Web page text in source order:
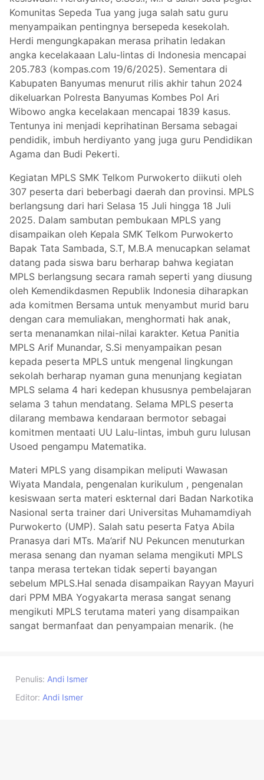
Komunitas Sepeda Tua yang juga salah satu guru
menyampaikan pentingnya bersepeda kesekolah.
Herdi mengungkapakan merasa prihatin ledakan
angka kecelakaaan Lalu-lintas di Indonesia mencapai
205.783 (kompas.com 19/6/2025). Sementara di
Kabupaten Banyumas menurut rilis akhir tahun 2024
dikeluarkan Polresta Banyumas Kombes Pol Ari
Wibowo angka kecelakaan mencapai 1839 kasus.
Tentunya ini menjadi keprihatinan Bersama sebagai
pendidik, imbuh herdiyanto yang juga guru Pendidikan
Agama dan Budi Pekerti.
Kegiatan MPLS SMK Telkom Purwokerto diikuti oleh
307 peserta dari beberbagi daerah dan provinsi. MPLS
berlangsung dari hari Selasa 15 Juli hingga 18 Juli
2025. Dalam sambutan pembukaan MPLS yang
disampaikan oleh Kepala SMK Telkom Purwokerto
Bapak Tata Sambada, S.T, M.B.A menucapkan selamat
datang pada siswa baru berharap bahwa kegiatan
MPLS berlangsung secara ramah seperti yang diusung
oleh Kemendikdasmen Republik Indonesia diharapkan
ada komitmen Bersama untuk menyambut murid baru
dengan cara memuliakan, menghormati hak anak,
serta menanamkan nilai-nilai karakter. Ketua Panitia
MPLS Arif Munandar, S.Si menyampaikan pesan
kepada peserta MPLS untuk mengenal lingkungan
sekolah berharap nyaman guna menunjang kegiatan
MPLS selama 4 hari kedepan khususnya pembelajaran
selama 3 tahun mendatang. Selama MPLS peserta
dilarang membawa kendaraan bermotor sebagai
komitmen mentaati UU Lalu-lintas, imbuh guru lulusan
Usoed pengampu Matematika.
Materi MPLS yang disampikan meliputi Wawasan
Wiyata Mandala, pengenalan kurikulum , pengenalan
kesiswaan serta materi eskternal dari Badan Narkotika
Nasional serta trainer dari Universitas Muhamamdiyah
Purwokerto (UMP). Salah satu peserta Fatya Abila
Pranasya dari MTs. Ma’arif NU Pekuncen menuturkan
merasa senang dan nyaman selama mengikuti MPLS
tanpa merasa tertekan tidak seperti bayangan
sebelum MPLS.Hal senada disampaikan Rayyan Mayuri
dari PPM MBA Yogyakarta merasa sangat senang
mengikuti MPLS terutama materi yang disampaikan
sangat bermanfaat dan penyampaian menarik. (he
Penulis: Andi Ismer
Editor: Andi Ismer